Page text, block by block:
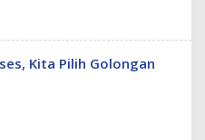
Kita Pilih Golongan